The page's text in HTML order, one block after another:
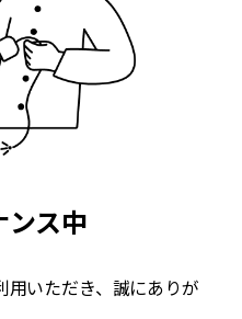
ンス中
用いただき、誠にありが